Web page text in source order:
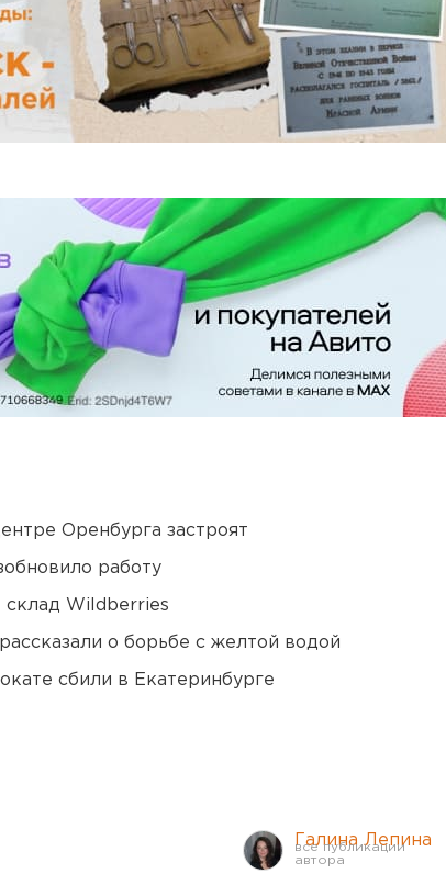
Оренбурга застроят
работу
склад Wildberries
о борьбе с желтой водой
сбили в Екатеринбурге
Галина Лепина